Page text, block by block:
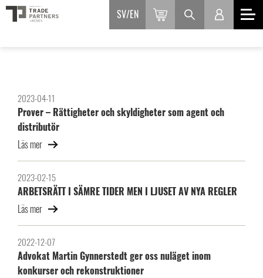
SV EN
2023-04-11
Prover – Rättigheter och skyldigheter som agent och
distributör
Läs mer
2023-02-15
ARBETSRÄTT I SÄMRE TIDER MEN I LJUSET AV NYA REGLER
Läs mer
2022-12-07
Advokat Martin Gynnerstedt ger oss nuläget inom
konkurser och rekonstruktioner